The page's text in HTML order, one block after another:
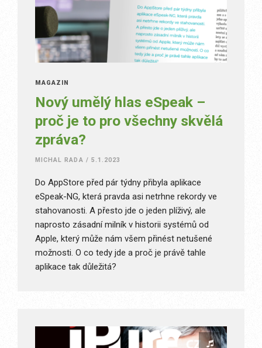
MAGAZÍN
Nový umělý hlas eSpeak –
proč je to pro všechny skvělá
zpráva?
MICHAL RADA / 5.1.2023
Do AppStore před pár týdny přibyla aplikace
eSpeak-NG, která pravda asi netrhne rekordy ve
stahovanosti. A přesto jde o jeden plíživý, ale
naprosto zásadní milník v historii systémů od
Apple, který může nám všem přinést netušené
možnosti. O co tedy jde a proč je právě tahle
aplikace tak důležitá?